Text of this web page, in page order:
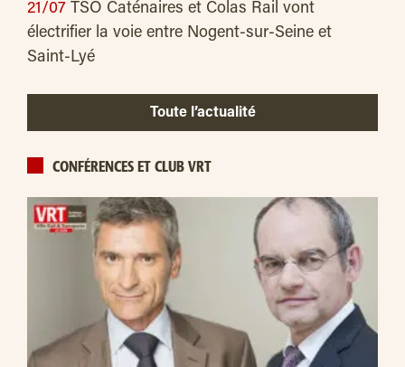
21/07 TSO Caténaires et Colas Rail vont
électrifier la voie entre Nogent-sur-Seine et
Saint-Lyé
Toute l’actualité
CONFÉRENCES ET CLUB VRT